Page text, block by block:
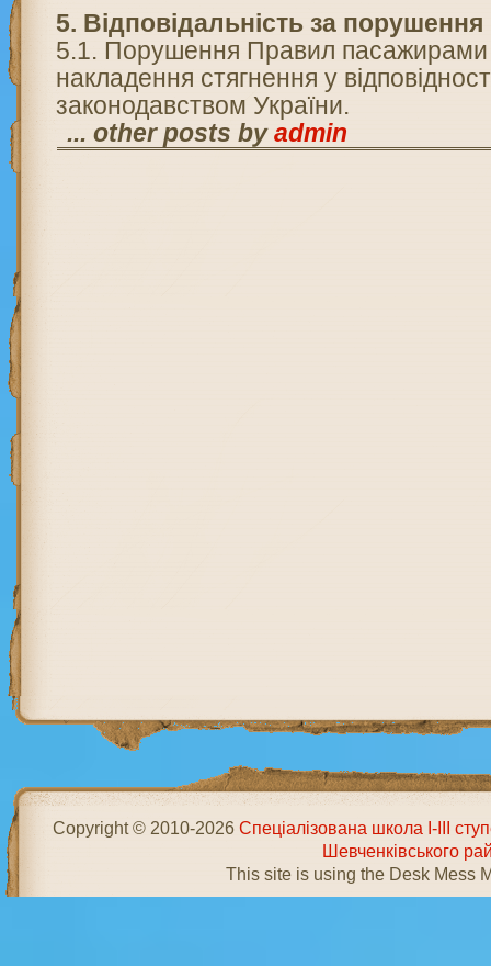
5. Відповідальність за
5.1. Порушення Правил пасажирами
накладення стягнення у
законодавством України.
... other posts byadmin
Copyright © 2010-2026Спеціалізована школа І-ІІІ
Шевченківського
This site is using the Desk Mess